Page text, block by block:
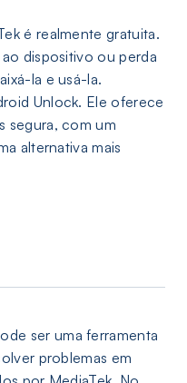
é realmente gratuita.
dispositivo ou perda
la e usá-la.
Unlock. Ele oferece
segura, com um
alternativa mais
ser uma ferramenta
problemas em